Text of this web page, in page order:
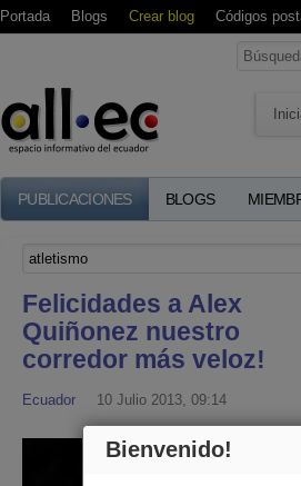
Portada Blogs Crear blog
Códigos
PUBLICACIONES BLOGS
Felicidades a Alex
Quiñonez nuestro
corredor más veloz!
Ecuador 10 Julio 2013, 09:14
Bienvenido!